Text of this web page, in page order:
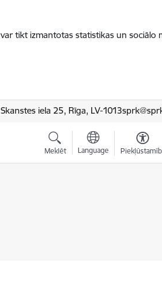
tikt izmantotas statistikas un sociālo
Skanstes iela 25, Rīga, LV-1013
Meklēt Language